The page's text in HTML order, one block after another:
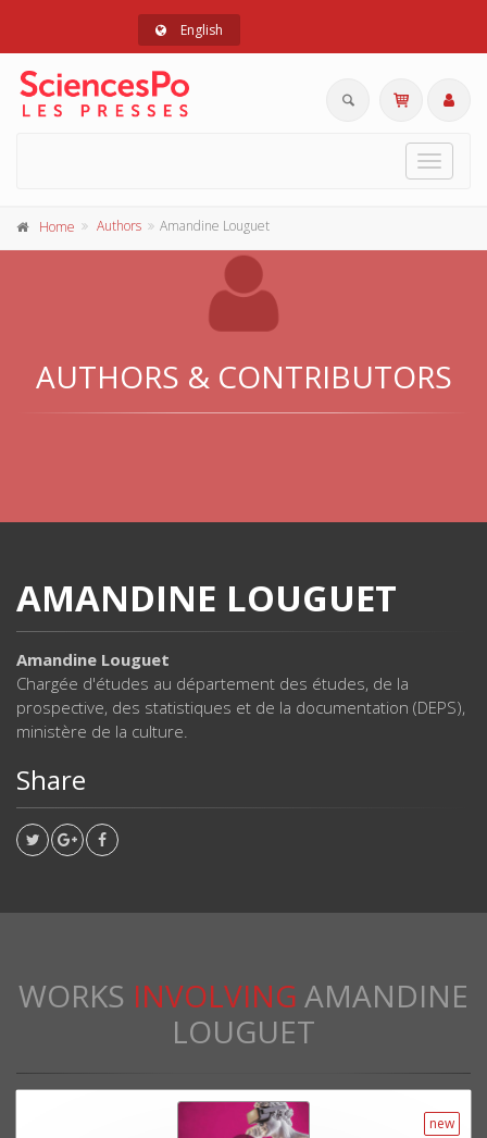
English
Toggle
Home Authors Amandine Louguet
AUTHORS & CONTRIBUTORS
AMANDINE LOUGUET
Amandine Louguet
Chargée d'études au département des études, de la
prospective, des statistiques et de la documentation (DEPS),
ministère de la culture.
Share
WORKS INVOLVING AMANDINE
LOUGUET
new